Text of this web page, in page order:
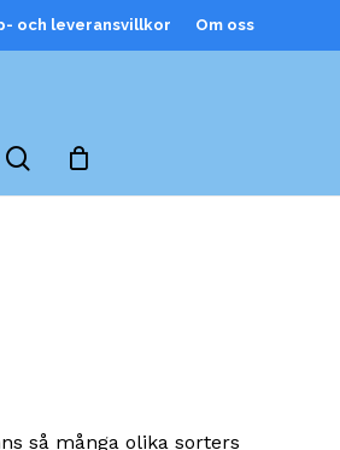
och leveransvillkor Om oss
search
Close
så många olika sorters